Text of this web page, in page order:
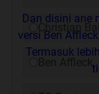
Dan disini ane
versi Ben
Termasuk